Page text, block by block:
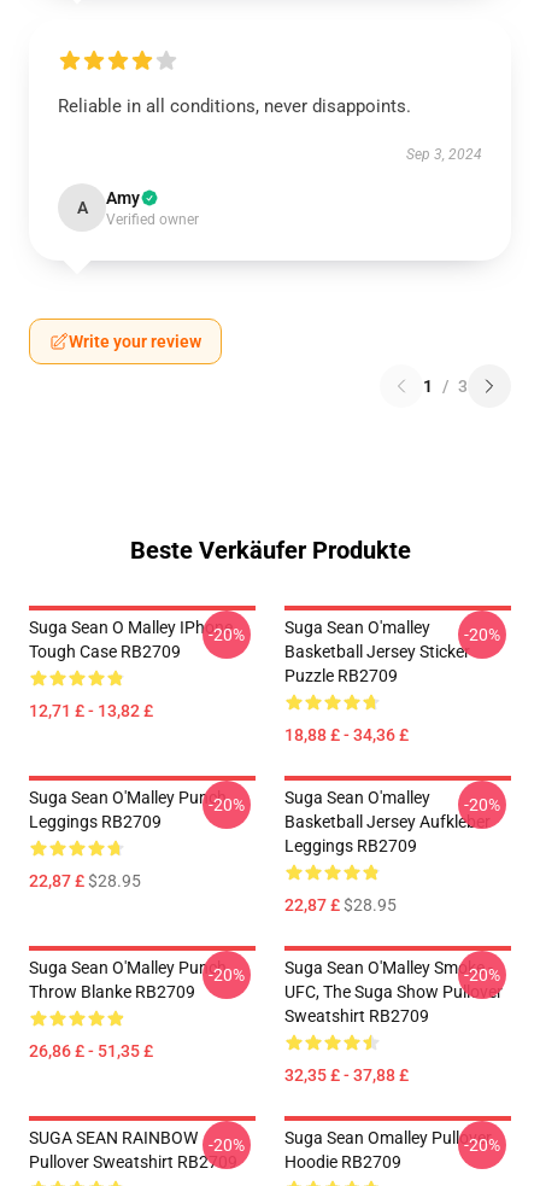
Reliable in all conditions, never disappoints.
Sep 3, 2024
A Amy
Verified owner
Write your review
1 / 3
Beste Verkäufer Produkte
Suga Sean O Malley IPhone
Tough Case RB2709
12,71 £ - 13,82 £
-20%
Suga Sean O'malley
Basketball Jersey Sticker
Puzzle RB2709
18,88 £ - 34,36 £
-20%
Suga Sean O'Malley Punch
Leggings RB2709
22,87 £$28.95
-20%
Suga Sean O'malley
Basketball Jersey Aufkleber
Leggings RB2709
22,87 £$28.95
-20%
Suga Sean O'Malley Punch
Throw Blanke RB2709
26,86 £ - 51,35 £
-20%
Suga Sean O'Malley Smoke -
UFC, The Suga Show Pullover
Sweatshirt RB2709
32,35 £ - 37,88 £
-20%
SUGA SEAN RAINBOW
Pullover Sweatshirt RB2709
-20%
Suga Sean Omalley Pullover
Hoodie RB2709
-20%